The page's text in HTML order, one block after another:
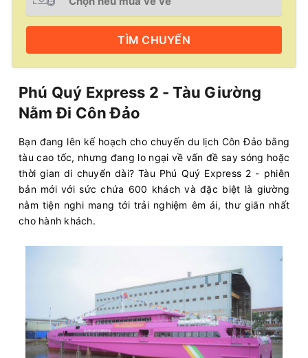
TÌM CHUYẾN
Phú Quý Express 2 - Tàu Giường
Nằm Đi Côn Đảo
Bạn đang lên kế hoạch cho chuyến du lịch Côn Đảo bằng
tàu cao tốc, nhưng đang lo ngại về vấn đề say sóng hoặc
thời gian di chuyển dài? Tàu Phú Quý Express 2 - phiên
bản mới với sức chứa 600 khách và đặc biệt là giường
nằm tiện nghi mang tới trải nghiệm êm ái, thư giãn nhất
cho hành khách.